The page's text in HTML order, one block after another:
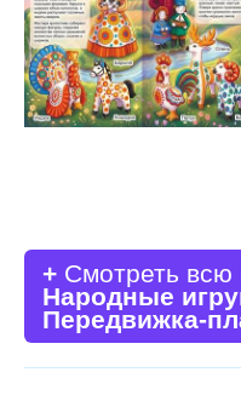
+ Смотреть всю
Народные
Передвижка-